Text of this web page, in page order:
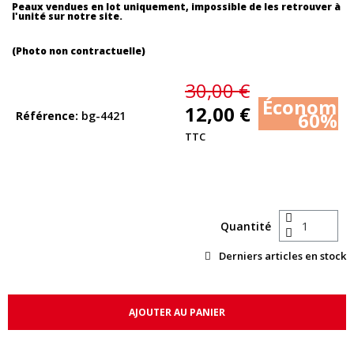
Peaux vendues en lot uniquement, impossible de les retrouver à
l'unité sur notre site.
(Photo non contractuelle)
Référence bg-4421
30,00 €
12,00 €
60%
TTC
Quantité
Derniers articles en stock
AJOUTER AU PANIER